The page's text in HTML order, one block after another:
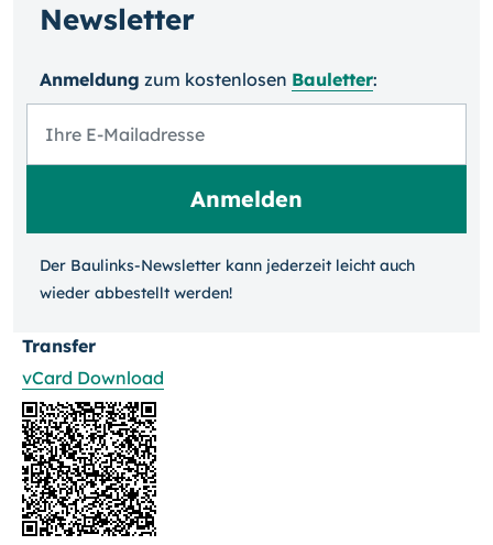
Newsletter
Anmeldung zum kosten­losen Bauletter:
Der Baulinks-Newsletter kann jeder­zeit leicht auch
wieder ab­bestellt werden!
Transfer
vCard Download